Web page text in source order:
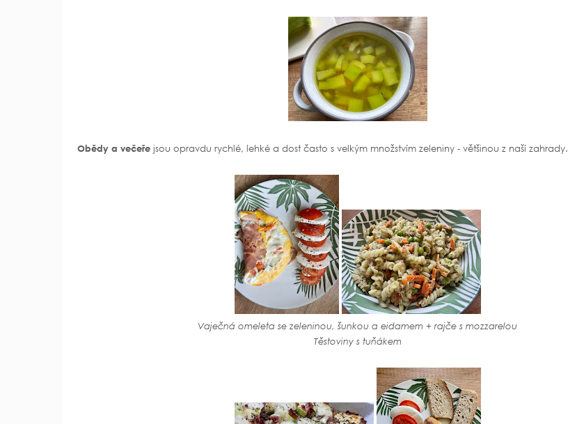
Obědy a večeře jsou opravdu rychlé, lehké a dost často s velkým množstvím zeleniny - většinou z naší zahrady.
Vaječná omeleta se zeleninou, šunkou a eidamem + rajče s mozzarelou
Těstoviny s tuňákem